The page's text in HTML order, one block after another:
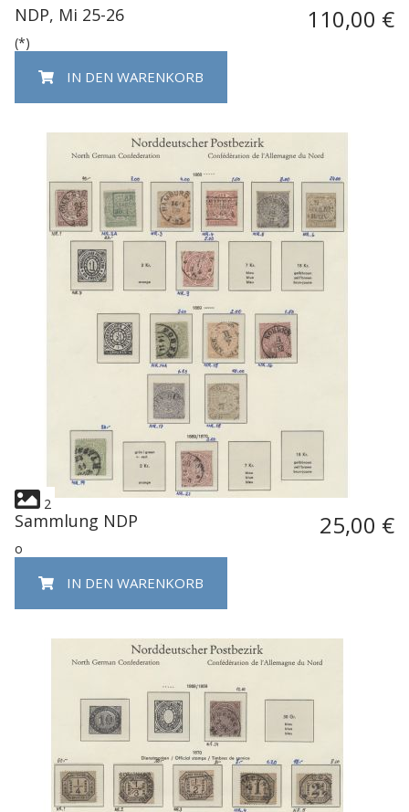
NDP, Mi 25-26 110,00 €
(*)
IN DEN WARENKORB
2
Sammlung NDP 25,00 €
o
IN DEN WARENKORB